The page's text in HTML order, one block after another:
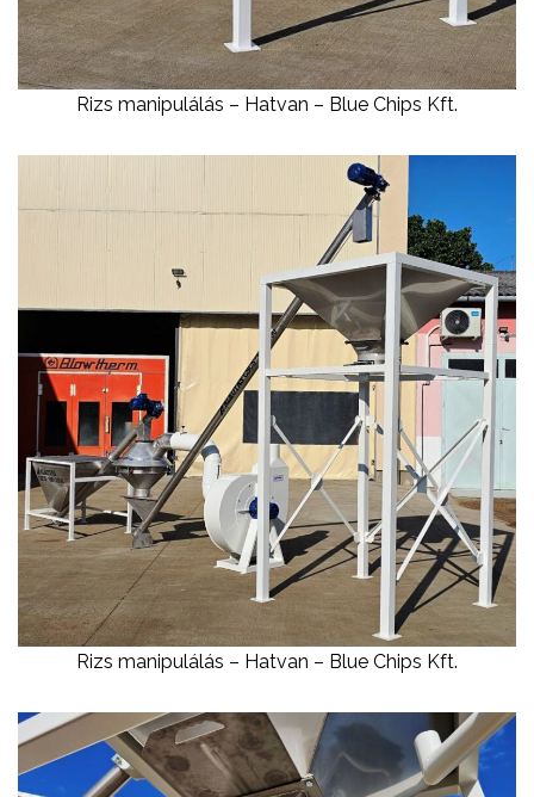
Rizs manipulálás – Hatvan – Blue Chips Kft.
Rizs manipulálás – Hatvan – Blue Chips Kft.